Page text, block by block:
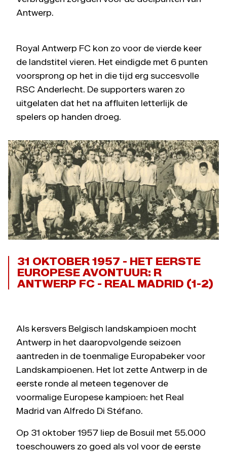
Antwerp.
Royal Antwerp FC kon zo voor de vierde keer
de landstitel vieren. Het eindigde met 6 punten
voorsprong op het in die tijd erg succesvolle
RSC Anderlecht. De supporters waren zo
uitgelaten dat het na affluiten letterlijk de
spelers op handen droeg.
31 OKTOBER 1957 - HET EERSTE
EUROPESE AVONTUUR: R
ANTWERP FC - REAL MADRID (1-2)
Als kersvers Belgisch landskampioen mocht
Antwerp in het daaropvolgende seizoen
aantreden in de toenmalige Europabeker voor
Landskampioenen. Het lot zette Antwerp in de
eerste ronde al meteen tegenover de
voormalige Europese kampioen: het Real
Madrid van Alfredo Di Stéfano.
Op 31 oktober 1957 liep de Bosuil met 55.000
toeschouwers zo goed als vol voor de eerste